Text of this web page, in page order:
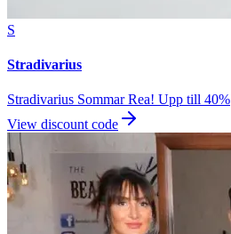
S
Stradivarius
Stradivarius Sommar Rea! Upp till 40%
View discount code